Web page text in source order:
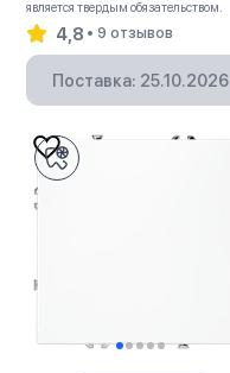
является твердым обязательством.
4,8 9 отзывов
Поставка: 25.10.2026